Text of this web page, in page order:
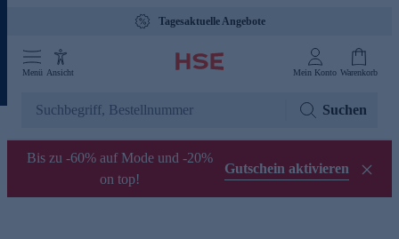
Tagesaktuelle Angebote
Menü Ansicht Mein Konto Warenkorb
Suchen
Bis zu -60% auf Mode und -20%
on top!
Gutschein aktivieren